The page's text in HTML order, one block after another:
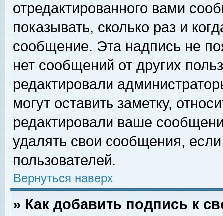
отредактированного вами
показывать, сколько раз и
сообщение. Эта надпись не
нет сообщений от других
редактировали
могут оставить заметку,
редактировали ваше
удалять свои сообщения,
пользователей.
Вернуться наверх
» Как добавить подпись к